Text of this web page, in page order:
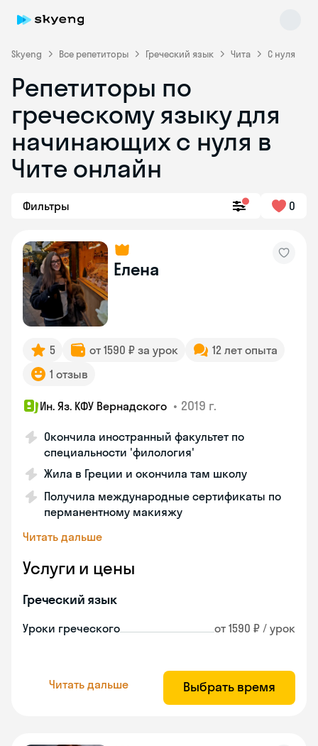
Skyeng Все репетиторы Греческий язык Чита С нуля
Репетиторы по
греческому языку для
начинающих с нуля в
Чите онлайн
Фильтры 0
Елена
5 от 1590 ₽ за урок
12 лет опыта
1 отзыв
Ин. Яз. КФУ Вернадского • 2019 г.
Окончила иностранный факультет по
специальности 'филология'
Жила в Греции и окончила там школу
Получила международные сертификаты по
перманентному макияжу
Читать дальше
Услуги и цены
Греческий язык
Уроки греческого от 1590 ₽ / урок
Читать дальше Выбрать время
Skyeng Chat
online